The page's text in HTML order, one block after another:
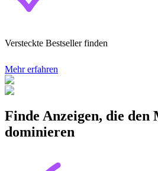
Versteckte Bestseller finden
Mehr erfahren
Finde Anzeigen, die den
dominieren